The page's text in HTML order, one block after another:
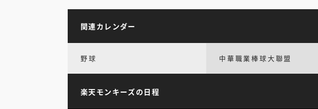
関連カレンダー
野球 中華職業棒球大聯盟
楽天モンキーズの日程